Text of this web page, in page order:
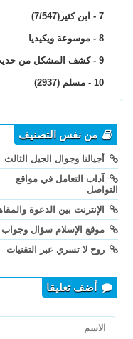
7 - ابن كثير(7/547)
8 - موسوعة ويكيديا
9 - كشف المشكل من حديث الصحيحين (1/878ـ879).
10 - مسلم (2937)
من نفس التصنيف
أجيالنا وجوال الجيل الثالث
آداب التعامل في مواقع
التواصل
الإنترنت بين الدعوة
موقع الإسلام سؤال وجواب
روح لا تسري عبر التقنيات
أضف تعليقا